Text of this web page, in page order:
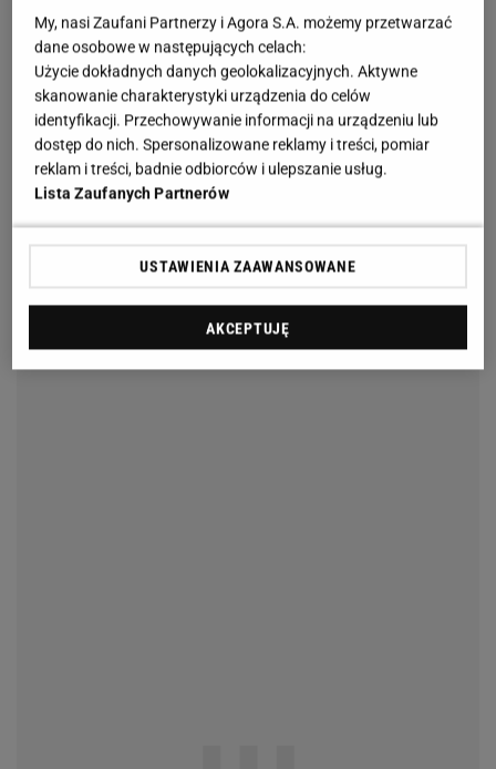
charakterem.Neutralny, ponadczasowy kolor
pasuje do wszystkiego: od białych sukienek po
jeansy i lniane spodnie.
My, nasi Zaufani Partnerzy i Agora S.A. możemy przetwarzać
dane osobowe w następujących celach:
Użycie dokładnych danych geolokalizacyjnych. Aktywne
skanowanie charakterystyki urządzenia do celów
identyfikacji. Przechowywanie informacji na urządzeniu lub
dostęp do nich. Spersonalizowane reklamy i treści, pomiar
reklam i treści, badnie odbiorców i ulepszanie usług.
Lista Zaufanych Partnerów
USTAWIENIA ZAAWANSOWANE
AKCEPTUJĘ